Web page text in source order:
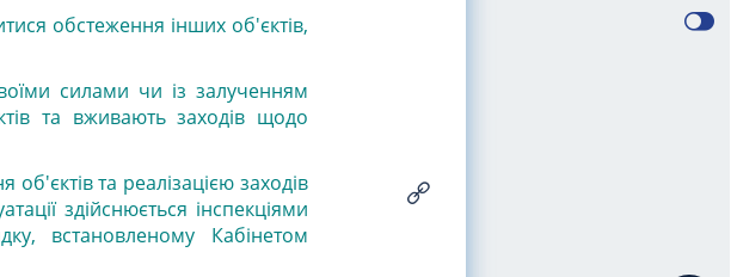
обстеження інших об'єктів,
силами чи із залученням
та вживають заходів щодо
та реалізацією заходів
здійснюється інспекціями
встановленому Кабінетом